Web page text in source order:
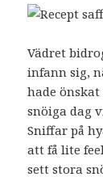
Vädret
infann sig,
hade
snöiga dag
Sniffar på
att få lite
sett stora